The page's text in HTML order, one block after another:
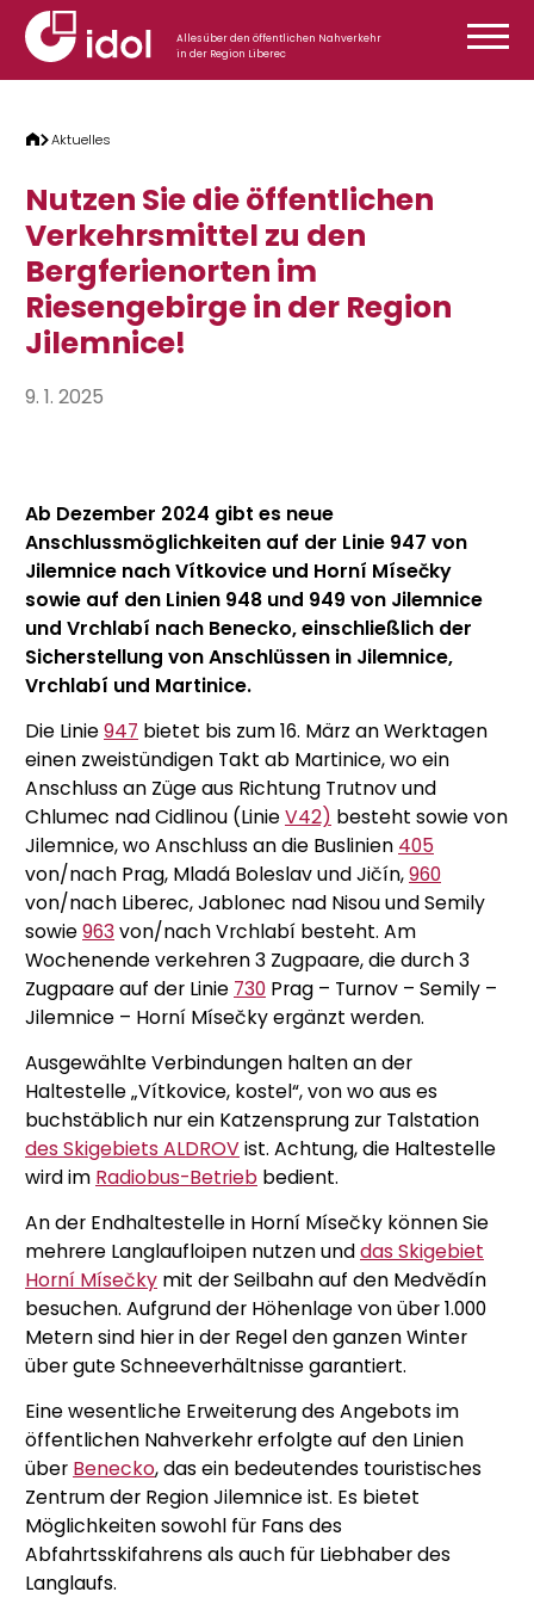
Zum Inhalt springen
Alles über den öffentlichen Nahverkehr
in der Region Liberec
Aktuelles
Nutzen Sie die öffentlichen
Verkehrsmittel zu den
Bergferienorten im
Riesengebirge in der Region
Jilemnice!
9. 1. 2025
Ab Dezember 2024 gibt es neue
Anschlussmöglichkeiten auf der Linie 947 von
Jilemnice nach Vítkovice und Horní Mísečky
sowie auf den Linien 948 und 949 von Jilemnice
und Vrchlabí nach Benecko, einschließlich der
Sicherstellung von Anschlüssen in Jilemnice,
Vrchlabí und Martinice.
Die Linie947 bietet bis zum 16. März an Werktagen
einen zweistündigen Takt ab Martinice, wo ein
Anschluss an Züge aus Richtung Trutnov und
Chlumec nad Cidlinou (LinieV42) besteht sowie von
Jilemnice, wo Anschluss an die Buslinien 405
von/nach Prag, Mladá Boleslav und Jičín,960
von/nach Liberec, Jablonec nad Nisou und Semily
sowie963 von/nach Vrchlabí besteht. Am
Wochenende verkehren 3 Zugpaare, die durch 3
Zugpaare auf der Linie 730 Prag – Turnov – Semily –
Jilemnice – Horní Mísečky ergänzt werden.
Ausgewählte Verbindungen halten an der
Haltestelle „Vítkovice, kostel“, von wo aus es
buchstäblich nur ein Katzensprung zur Talstation
des Skigebiets ALDROVist. Achtung, die Haltestelle
wird im Radiobus-Betrieb bedient.
An der Endhaltestelle in Horní Mísečky können Sie
mehrere Langlaufloipen nutzen unddas Skigebiet
Horní Mísečky mit der Seilbahn auf den Medvědín
besuchen. Aufgrund der Höhenlage von über 1.000
Metern sind hier in der Regel den ganzen Winter
über gute Schneeverhältnisse garantiert.
Eine wesentliche Erweiterung des Angebots im
öffentlichen Nahverkehr erfolgte auf den Linien
über Benecko, das ein bedeutendes touristisches
Zentrum der Region Jilemnice ist. Es bietet
Möglichkeiten sowohl für Fans des
Abfahrtsskifahrens als auch für Liebhaber des
Langlaufs.